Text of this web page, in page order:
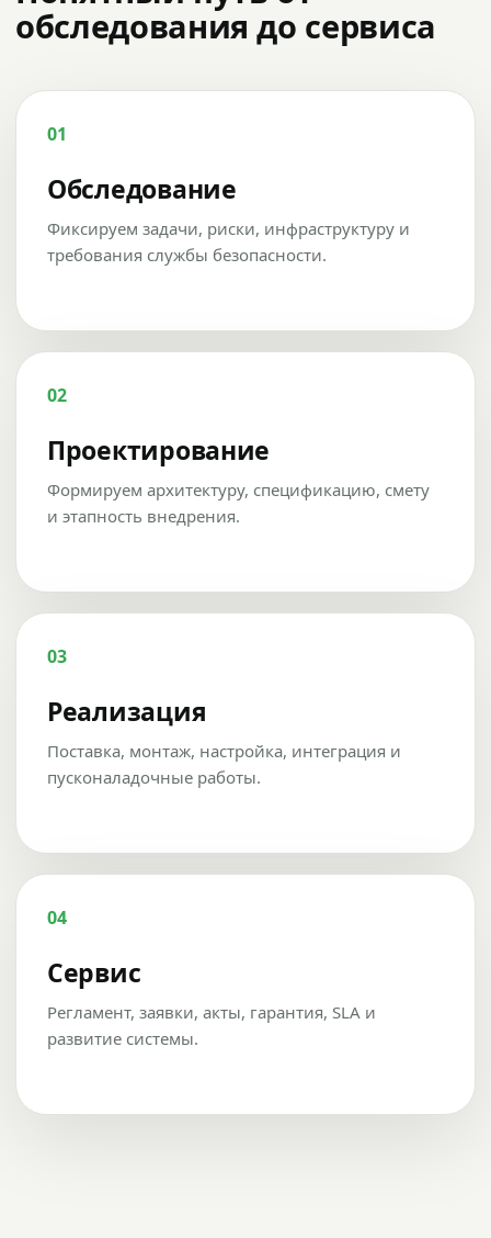
обследования до сервиса
01
Обследование
Фиксируем задачи, риски, инфраструктуру и
требования службы безопасности.
02
Проектирование
Формируем архитектуру, спецификацию, смету
и этапность внедрения.
03
Реализация
Поставка, монтаж, настройка, интеграция и
пусконаладочные работы.
04
Сервис
Регламент, заявки, акты, гарантия, SLA и
развитие системы.